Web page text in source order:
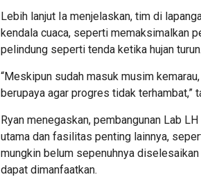
Lebih lanjut Ia menjelaskan, tim di
kendala cuaca, seperti memaksimalkan
pelindung seperti tenda ketika hujan turun.
“Meskipun sudah masuk musim
berupaya agar progres tidak terhambat,”
Ryan menegaskan, pembangunan Lab
utama dan fasilitas penting lainnya,
mungkin belum sepenuhnya
dapat dimanfaatkan.